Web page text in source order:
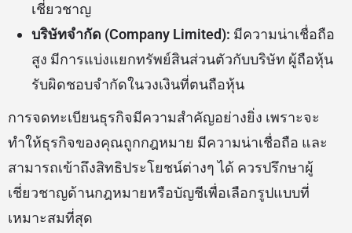
เชี่ยวชาญ
บริษัทจำกัด (Company Limited): มีความน่าเชื่อถือ
สูง มีการแบ่งแยกทรัพย์สินส่วนตัวกับบริษัท ผู้ถือหุ้น
รับผิดชอบจำกัดในวงเงินที่ตนถือหุ้น
การจดทะเบียนธุรกิจมีความสำคัญอย่างยิ่ง เพราะจะ
ทำให้ธุรกิจของคุณถูกกฎหมาย มีความน่าเชื่อถือ และ
สามารถเข้าถึงสิทธิประโยชน์ต่างๆ ได้ ควรปรึกษาผู้
เชี่ยวชาญด้านกฎหมายหรือบัญชีเพื่อเลือกรูปแบบที่
เหมาะสมที่สุด